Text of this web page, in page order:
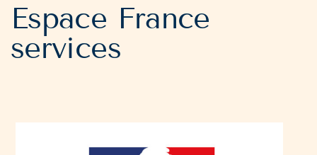
Espace France
services